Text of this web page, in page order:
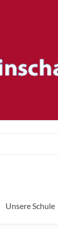
Unsere Schule